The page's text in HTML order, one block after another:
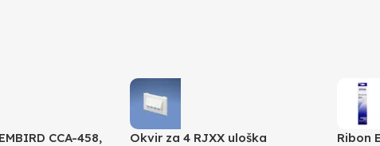
CCA-458,
Okvir za 4 RJXX uloška
Ribon